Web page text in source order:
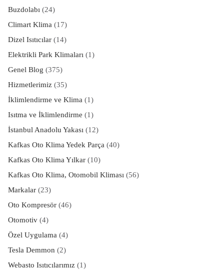
Buzdolabı (24)
Climart Klima (17)
Dizel Isıtıcılar(14)
Elektrikli Park Klimaları (1)
Genel Blog (375)
Hizmetlerimiz(35)
İklimlendirme ve Klima (1)
Isıtma ve İklimlendirme (1)
İstanbul Anadolu Yakası (12)
Kafkas Oto Klima Yedek Parça (40)
Kafkas Oto Klima Yılkar(10)
Kafkas Oto Klima, Otomobil Kliması (56)
Markalar(23)
Oto Kompresör(46)
Otomotiv(4)
Özel Uygulama (4)
Tesla Demmon (2)
Webasto Isıtıcılarımız(1)